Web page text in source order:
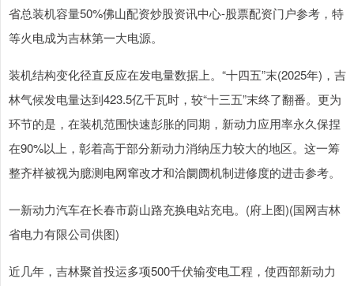
省总装机容量50%佛山配资炒股资讯中心-股票配资门户参考，特
等火电成为吉林第一大电源。
装机结构变化径直反应在发电量数据上。“十四五”末(2025年)，吉
林气候发电量达到423.5亿千瓦时，较“十三五”末终了翻番。更为
环节的是，在装机范围快速彭胀的同期，新动力应用率永久保捏
在90%以上，彰着高于部分新动力消纳压力较大的地区。这一筹
整齐样被视为臆测电网窜改才和洽阛阓机制进修度的进击参考。
一新动力汽车在长春市蔚山路充换电站充电。(府上图)(国网吉林
省电力有限公司供图)
近几年，吉林聚首投运多项500千伏输变电工程，使西部新动力